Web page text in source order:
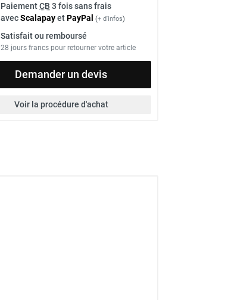
PaiementCB 3 fois sans frais
avecScalapayetPayPal (+ d'infos)
Satisfait ou remboursé
28 jours francs pour retourner votre article
Demander un devis
Voir la procédure d'achat